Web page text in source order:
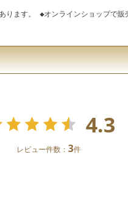
ます。 ◆オンラインショップで
4.3
レビュー件数： 3件